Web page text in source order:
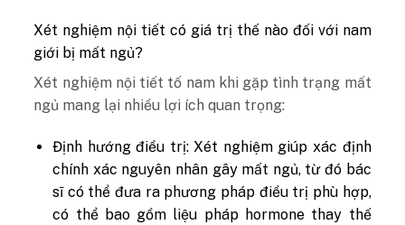
Xét nghiệm nội tiết có giá trị thế nào đối với nam
giới bị mất ngủ?
Xét nghiệm nội tiết tố nam khi gặp tình trạng mất
ngủ mang lại nhiều lợi ích quan trọng:
Định hướng điều trị: Xét nghiệm giúp xác định
chính xác nguyên nhân gây mất ngủ, từ đó bác
sĩ có thể đưa ra phương pháp điều trị phù hợp,
có thể bao gồm liệu pháp hormone thay thế